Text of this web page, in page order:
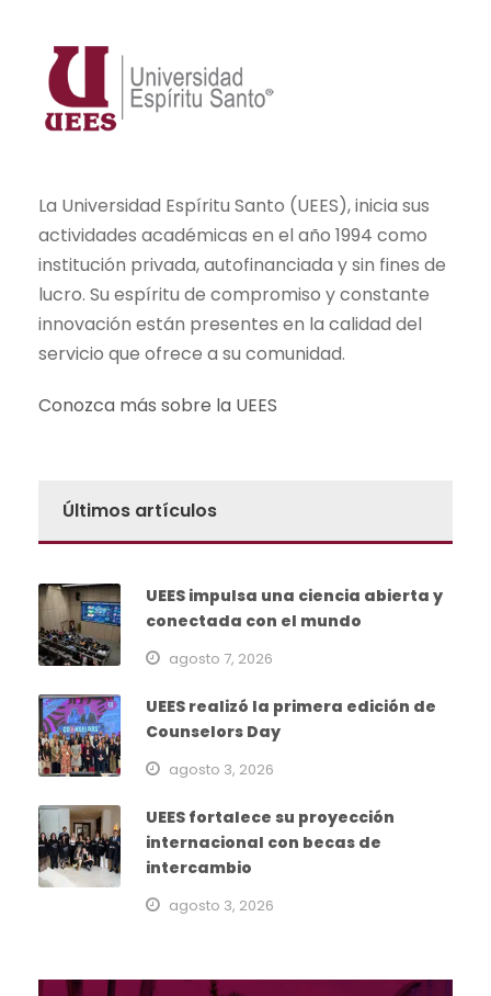
La Universidad Espíritu Santo (UEES), inicia sus
actividades académicas en el año 1994 como
institución privada, autofinanciada y sin fines de
lucro. Su espíritu de compromiso y constante
innovación están presentes en la calidad del
servicio que ofrece a su comunidad.
Conozca más sobre la UEES
Últimos artículos
UEES impulsa una ciencia abierta y
conectada con el mundo
agosto 7, 2026
UEES realizó la primera edición de
Counselors Day
agosto 3, 2026
UEES fortalece su proyección
internacional con becas de
intercambio
agosto 3, 2026